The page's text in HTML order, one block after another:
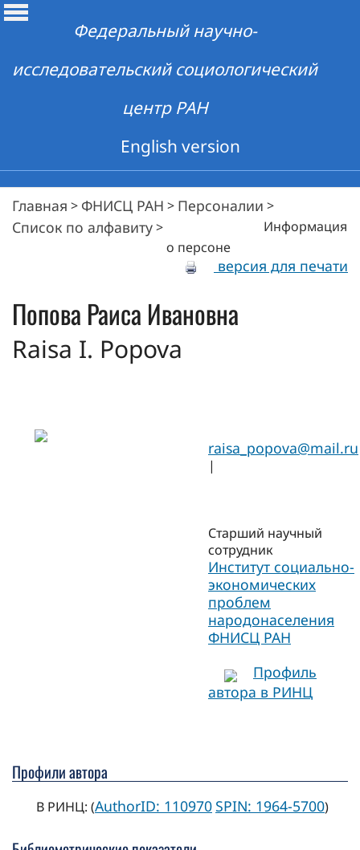
Федеральный научно-
исследовательский социологический
центр РАН
English version
Главная > ФНИСЦ РАН > Персоналии >
Список по алфавиту>
Информация
о персоне
версия для печати
Попова Раиса Ивановна
Raisa I. Popova
raisa_popova@mail.ru
|
Старший научный
сотрудник
Институт социально-
экономических
проблем
народонаселения
ФНИСЦ РАН
Профиль
автора в РИНЦ
Профили автора
В РИНЦ: (AuthorID: 110970 SPIN: 1964-5700)